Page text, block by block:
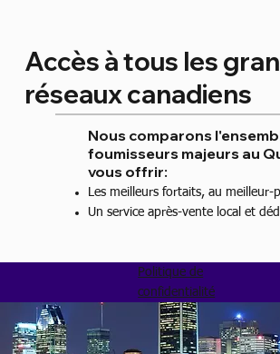
Accès à tous les
réseaux canadiens
Nous comparons
foumisseurs majeurs au
vous offrir:
Les meilleurs fortaits, au meilleur-
​Un service après-vente local et
Politique de
confidentialité